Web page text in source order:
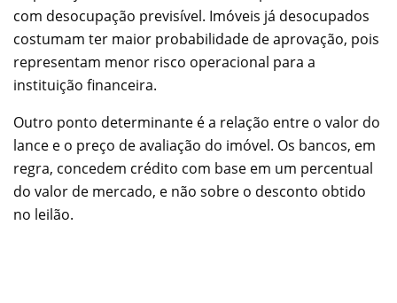
com desocupação previsível. Imóveis já desocupados
costumam ter maior probabilidade de aprovação, pois
representam menor risco operacional para a
instituição financeira.
Outro ponto determinante é a relação entre o valor do
lance e o preço de avaliação do imóvel. Os bancos, em
regra, concedem crédito com base em um percentual
do valor de mercado, e não sobre o desconto obtido
no leilão.